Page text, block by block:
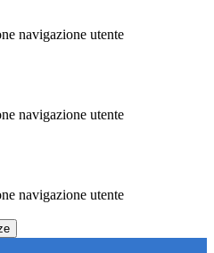
navigazione utente
navigazione utente
navigazione utente